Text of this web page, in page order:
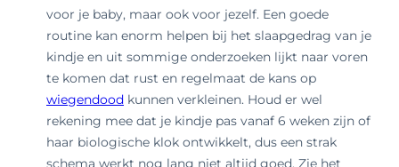
voor je baby, maar ook voor jezelf. Een goede
routine kan enorm helpen bij het slaapgedrag van je
kindje en uit sommige onderzoeken lijkt naar voren
te komen dat rust en regelmaat de kans op
wiegendood kunnen verkleinen. Houd er wel
rekening mee dat je kindje pas vanaf 6 weken zijn of
haar biologische klok ontwikkelt, dus een strak
schema werkt nog lang niet altijd goed. Zie het